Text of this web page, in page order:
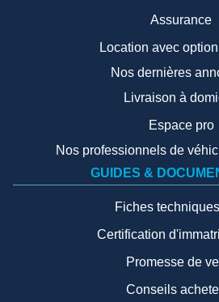
Assurance
Location avec
Nos dernières
Livraison à
Espace pro
Nos professionnels de
GUIDES &
Fiches
Certification
Promesse de
Conseils